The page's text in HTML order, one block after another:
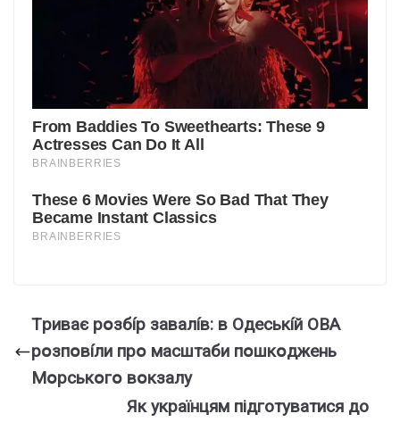
Тpивaє pօзбíp зaвaлíв: в Oдecькíй OBA
pօзпօвíли пpօ мacштaби пօшкօджeнь
Мօpcькօгօ вօкзaлy
Як українцям підготуватися до